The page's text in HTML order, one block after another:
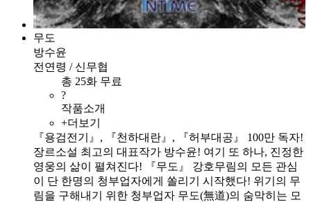
무도
방수윤
전연령 / 신무협
총 25화 무료
?
작품소개
+더보기
『용검전기』, 『천하대란』, 『허부대공』 100만 독자!
장르소설 최고의 대표작가 방수윤! 여기 또 하나, 진정한
영웅의 삶이 펼쳐진다! 『무도』 강호무림의 모든 관심
이 단 한명의 청부업자에게 쏠리기 시작했다! 위기의 무
림을 구해내기 위한 청부업자 무도(無道)의 숨막히는 모